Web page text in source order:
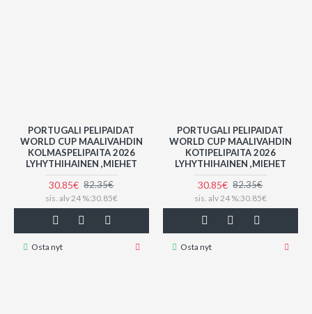
PORTUGALI PELIPAIDAT
WORLD CUP MAALIVAHDIN
KOLMASPELIPAITA 2026
LYHYTHIHAINEN ,MIEHET
30.85€ 82.35€
sis. alv 24 %:30.85€
Osta nyt
PORTUGALI PELIPAIDAT
WORLD CUP MAALIVAHDIN
KOTIPELIPAITA 2026
LYHYTHIHAINEN ,MIEHET
30.85€ 82.35€
sis. alv 24 %:30.85€
Osta nyt